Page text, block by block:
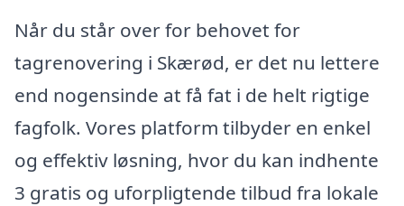
Når du står over for behovet for
tagrenovering i Skærød, er det nu lettere
end nogensinde at få fat i de helt rigtige
fagfolk. Vores platform tilbyder en enkel
og effektiv løsning, hvor du kan indhente
3 gratis og uforpligtende tilbud fra lokale